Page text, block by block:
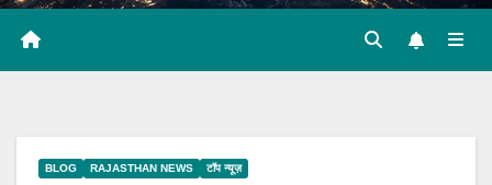
BLOG RAJASTHAN NEWS टॉप न्यूज़